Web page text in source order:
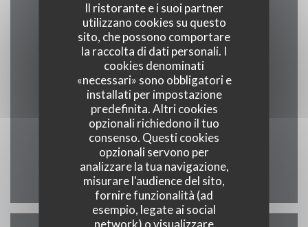
Il ristorante e i suoi partner
utilizzano cookies su questo
sito, che possono comportare
la raccolta di dati personali. I
cookies denominati
«necessari» sono obbligatori e
installati per impostazione
predefinita. Altri cookies
opzionali richiedono il tuo
consenso. Questi cookies
opzionali servono per
analizzare la tua navigazione,
misurare l'audience del sito,
fornire funzionalità (ad
esempio, legate ai social
network) o visualizzare
Lunedi
Chiuso
Mar-Sab
08:00 - 20:00
Domenica
Chiuso